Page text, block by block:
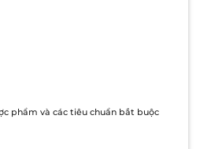
phẩm và các tiêu chuẩn bắt buộc